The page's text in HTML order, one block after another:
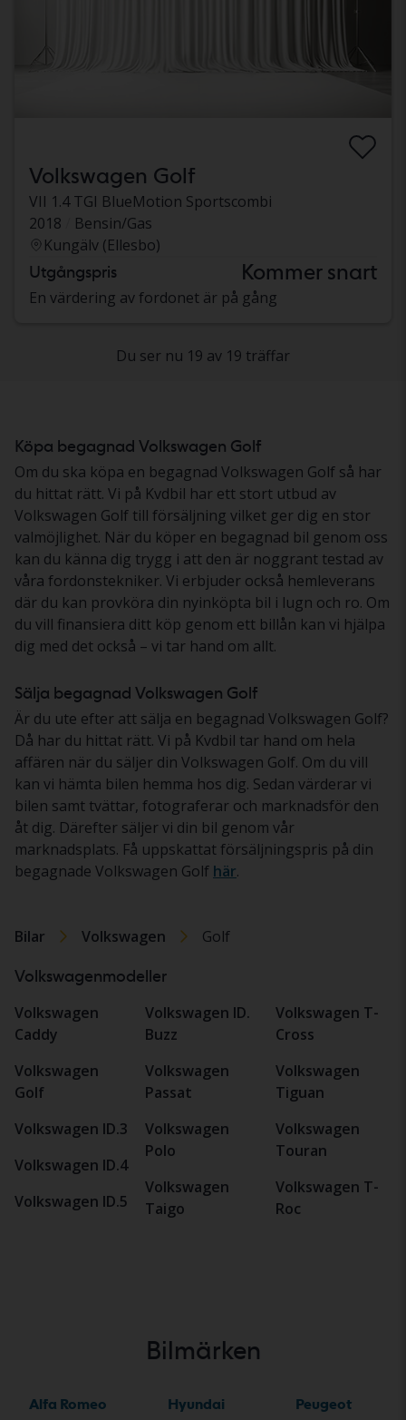
Volkswagen Golf
VII 1.4 TGI BlueMotion Sportscombi
2018
Bensin/Gas
Kungälv (Ellesbo)
Utgångspris Kommer snart
En värdering av fordonet är på gång
Du ser nu 19 av 19 träffar
Köpa begagnad Volkswagen Golf
Om du ska köpa en begagnad Volkswagen Golf så har
du hittat rätt. Vi på Kvdbil har ett stort utbud av
Volkswagen Golf till försäljning vilket ger dig en stor
valmöjlighet. När du köper en begagnad bil genom oss
kan du känna dig trygg i att den är noggrant testad av
våra fordonstekniker. Vi erbjuder också hemleverans
där du kan provköra din nyinköpta bil i lugn och ro. Om
du vill finansiera ditt köp genom ett billån kan vi hjälpa
dig med det också – vi tar hand om allt.
Sälja begagnad Volkswagen Golf
Är du ute efter att sälja en begagnad Volkswagen Golf?
Då har du hittat rätt. Vi på Kvdbil tar hand om hela
affären när du säljer din Volkswagen Golf. Om du vill
kan vi hämta bilen hemma hos dig. Sedan värderar vi
bilen samt tvättar, fotograferar och marknadsför den
åt dig. Därefter säljer vi din bil genom vår
marknadsplats. Få uppskattat försäljningspris på din
begagnade Volkswagen Golf här.
Bilar Volkswagen Golf
Volkswagenmodeller
Volkswagen
Caddy
Volkswagen
Golf
Volkswagen ID.3
Volkswagen ID.4
Volkswagen ID.5
Volkswagen ID.
Buzz
Volkswagen
Passat
Volkswagen
Polo
Volkswagen
Taigo
Volkswagen T-
Cross
Volkswagen
Tiguan
Volkswagen
Touran
Volkswagen T-
Roc
Bilmärken
Alfa Romeo
Hyundai
Peugeot